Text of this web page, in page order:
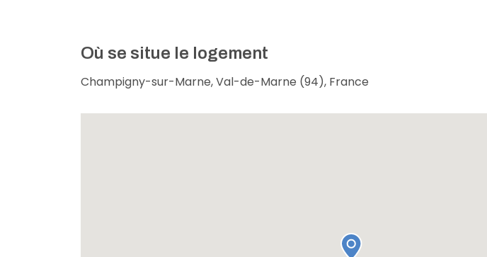
Où se situe le logement
Champigny-sur-Marne, Val-de-Marne (94), France